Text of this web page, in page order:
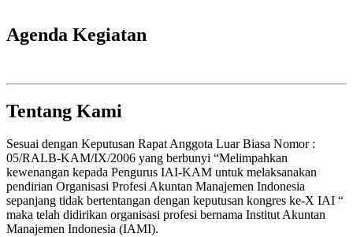
Agenda Kegiatan
Tentang Kami
Sesuai dengan Keputusan Rapat Anggota Luar Biasa Nomor :
05/RALB-KAM/IX/2006 yang berbunyi “Melimpahkan
kewenangan kepada Pengurus IAI-KAM untuk melaksanakan
pendirian Organisasi Profesi Akuntan Manajemen Indonesia
sepanjang tidak bertentangan dengan keputusan kongres ke-X IAI “
maka telah didirikan organisasi profesi bernama Institut Akuntan
Manajemen Indonesia (IAMI).